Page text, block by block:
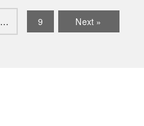
… 9 Next »